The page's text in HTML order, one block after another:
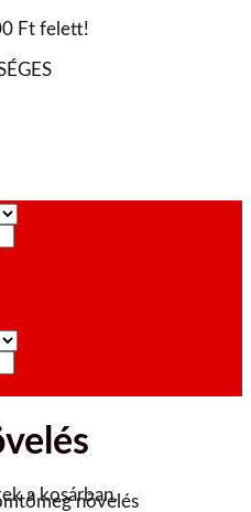
Ft felett!
a kosárban.
növelés